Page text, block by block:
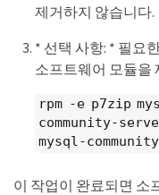
제거하지 않습니다.
* 선택 사항: * 필요
소프트웨어 모듈을
rpm -e p7zip
community-
mysql-
이 작업이 완료되면 소